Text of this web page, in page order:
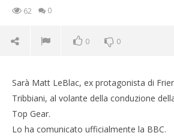
62 0
0 0
Sarà Matt LeBlac, ex protagonista di
Tribbiani, al volante della conduzione
Top Gear.
Lo ha comunicato ufficialmente la BBC.